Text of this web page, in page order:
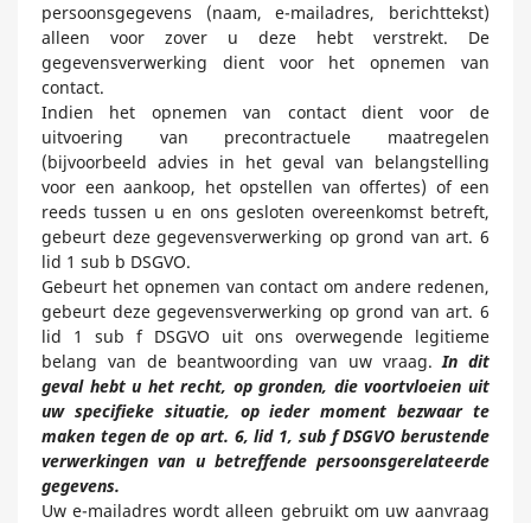
persoonsgegevens (naam, e-mailadres, berichttekst)
alleen voor zover u deze hebt verstrekt. De
gegevensverwerking dient voor het opnemen van
contact.
Indien het opnemen van contact dient voor de
uitvoering van precontractuele maatregelen
(bijvoorbeeld advies in het geval van belangstelling
voor een aankoop, het opstellen van offertes) of een
reeds tussen u en ons gesloten overeenkomst betreft,
gebeurt deze gegevensverwerking op grond van art. 6
lid 1 sub b DSGVO.
Gebeurt het opnemen van contact om andere redenen,
gebeurt deze gegevensverwerking op grond van art. 6
lid 1 sub f DSGVO uit ons overwegende legitieme
belang van de beantwoording van uw vraag.In dit
geval hebt u het recht, op gronden, die voortvloeien uit
uw specifieke situatie, op ieder moment bezwaar te
maken tegen de op art. 6, lid 1, sub f DSGVO berustende
verwerkingen van u betreffende persoonsgerelateerde
gegevens.
Uw e-mailadres wordt alleen gebruikt om uw aanvraag